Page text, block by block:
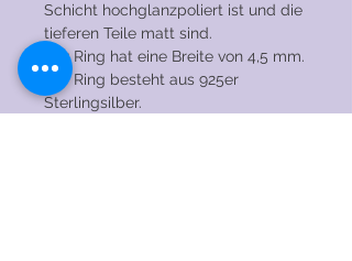
Schicht hochglanzpoliert ist und die
tieferen Teile matt sind.
Der Ring hat eine Breite von 4,5 mm.
Der Ring besteht aus 925er
Sterlingsilber.